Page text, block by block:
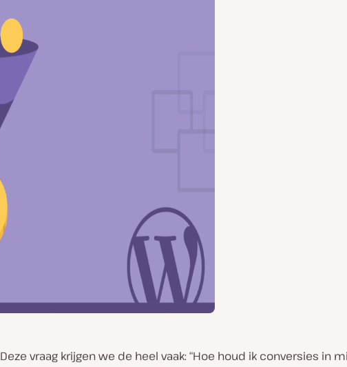
Deze vraag krijgen we de heel vaak: “Hoe houd ik conversies in